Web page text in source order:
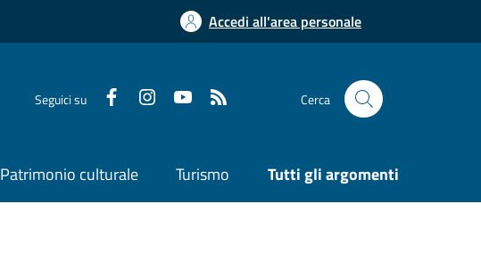
Accedi all'area personale
Seguici su Cerca
Patrimonio culturale Turismo Tutti gli argomenti